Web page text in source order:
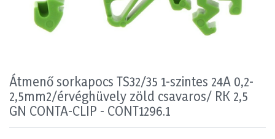
Átmenő sorkapocs TS32/35 1-szintes 24A 0,2-
2,5mm2/érvéghüvely zöld csavaros/ RK 2,5
GN CONTA-CLIP - CONT1296.1